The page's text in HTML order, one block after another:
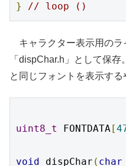
} // loop ()
キャラクター表示用のラ
「dispChar.h」として保
と同じフォントを表示する
uint8_t FONTDATA[
void dispChar ( char